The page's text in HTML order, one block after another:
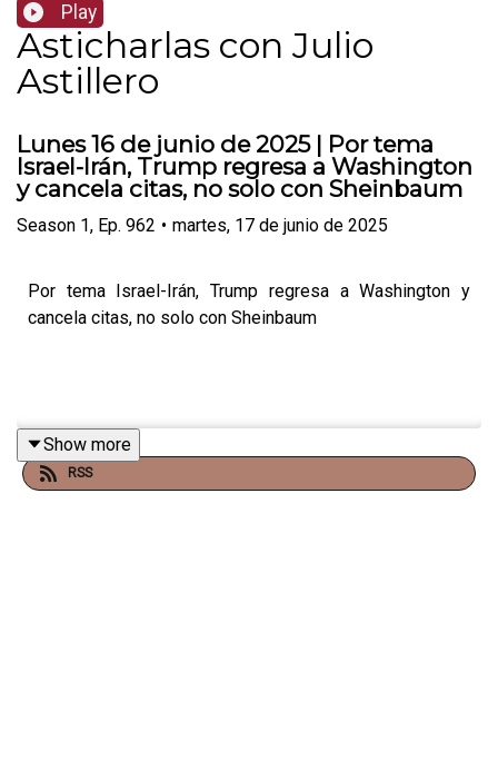
Play
Asticharlas con Julio
Astillero
Lunes 16 de junio de 2025 | Por tema
Israel-Irán, Trump regresa a Washington
y cancela citas, no solo con Sheinbaum
Season 1, Ep. 962 • martes, 17 de junio de 2025
Por tema Israel-Irán, Trump regresa a Washington y
cancela citas, no solo con Sheinbaum
Show more
RSS